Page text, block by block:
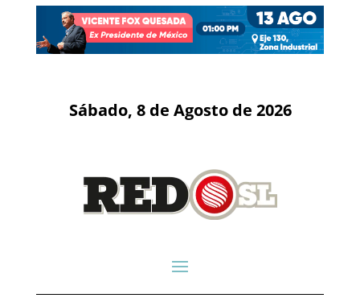
Sábado, 8 de Agosto de 2026